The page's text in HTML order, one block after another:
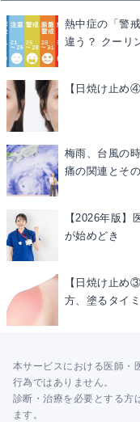
熱中症の「警
違う？ クーリ
【日焼け止め
梅雨、台風の
痛の関連とそ
【2026年版
が始めどき
【日焼け止め
方、塗るタイ
本サービスにおける医師・
行為ではありません。
診断・治療を必要とする方
ます。